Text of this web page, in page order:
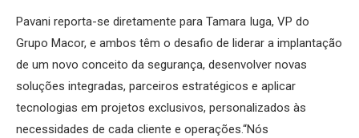
Pavani reporta-se diretamente para Tamara Iuga, VP do
Grupo Macor, e ambos têm o desafio de liderar a implantação
de um novo conceito da segurança, desenvolver novas
soluções integradas, parceiros estratégicos e aplicar
tecnologias em projetos exclusivos, personalizados às
necessidades de cada cliente e operações.“Nós